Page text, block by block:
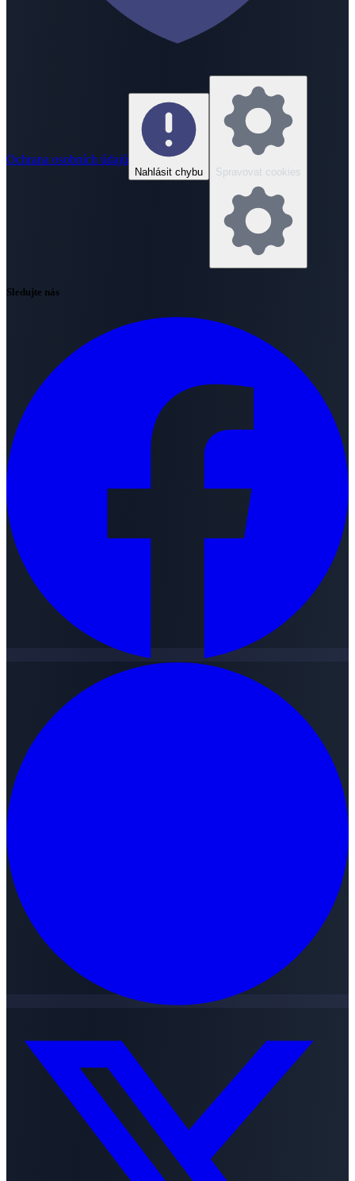
Ochrana osobních údajů
Nahlásit chybu Spravovat cookies
Sledujte nás